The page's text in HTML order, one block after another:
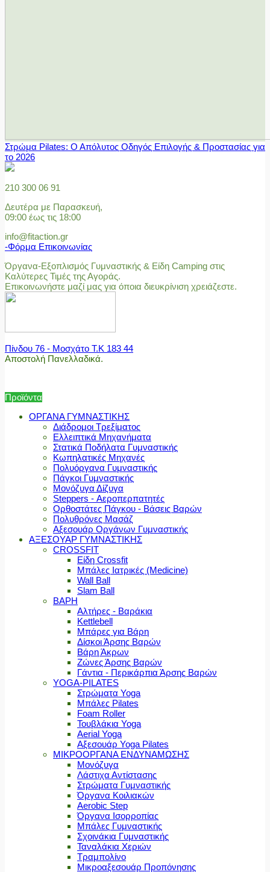
Στρώμα Pilates: Ο Απόλυτος Οδηγός Επιλογής & Προστασίας για
το 2026
210 300 06 91
Δευτέρα με Παρασκευή,
09:00 έως τις 18:00
info@fitaction.gr
-Φόρμα Επικοινωνίας
Όργανα-Εξοπλισμός Γυμναστικής & Είδη Camping στις
Καλύτερες Τιμές της Αγοράς.
Επικοινωνήστε μαζί μας για όποια διευκρίνιση χρειάζεστε.
Πίνδου 76 - Μοσχάτο Τ.Κ 183 44
Αποστολή Πανελλαδικά.
Προϊόντα
ΟΡΓΑΝΑ ΓΥΜΝΑΣΤΙΚΗΣ
Διάδρομοι Τρεξίματος
Ελλειπτικά Μηχανήματα
Στατικά Ποδήλατα Γυμναστικής
Κωπηλατικές Μηχανές
Πολυόργανα Γυμναστικής
Πάγκοι Γυμναστικής
Μονόζυγα Δίζυγα
Steppers - Αεροπερπατητές
Ορθοστάτες Πάγκου - Βάσεις Βαρών
Πολυθρόνες Μασάζ
Αξεσουάρ Οργάνων Γυμναστικής
ΑΞΕΣΟΥΑΡ ΓΥΜΝΑΣΤΙΚΗΣ
CROSSFIT
Είδη Crossfit
Μπάλες Ιατρικές (Medicine)
Wall Ball
Slam Ball
ΒΑΡΗ
Αλτήρες - Βαράκια
Kettlebell
Μπάρες για Βάρη
Δίσκοι Άρσης Βαρών
Βάρη Άκρων
Ζώνες Άρσης Βαρών
Γάντια - Περικάρπια Άρσης Βαρών
YOGA-PILATES
Στρώματα Yoga
Μπάλες Pilates
Foam Roller
Τουβλάκια Yoga
Aerial Yoga
Αξεσουάρ Yoga Pilates
ΜΙΚΡΟΟΡΓΑΝΑ ΕΝΔΥΝΑΜΩΣΗΣ
Μονόζυγα
Λάστιχα Αντίστασης
Στρώματα Γυμναστικής
Όργανα Κοιλιακών
Aerobic Step
Όργανα Ισορροπίας
Μπάλες Γυμναστικής
Σχοινάκια Γυμναστικής
Ταναλάκια Χεριών
Τραμπολίνο
Μικροαξεσουάρ Προπόνησης